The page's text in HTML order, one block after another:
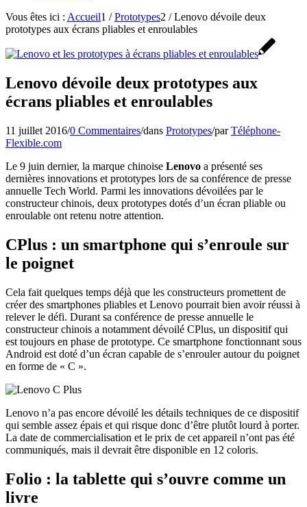
Vous êtes ici : Accueil1 / Prototypes2 / Lenovo dévoile deux
prototypes aux écrans pliables et enroulables
Lenovo dévoile deux prototypes aux
écrans pliables et enroulables
11 juillet 2016/0 Commentaires/dans Prototypes/parTéléphone-
Flexible.com
Le 9 juin dernier, la marque chinoise Lenovo a présenté ses
dernières innovations et prototypes lors de sa conférence de presse
annuelle Tech World. Parmi les innovations dévoilées par le
constructeur chinois, deux prototypes dotés d’un écran pliable ou
enroulable ont retenu notre attention.
CPlus : un smartphone qui s’enroule sur
le poignet
Cela fait quelques temps déjà que les constructeurs promettent de
créer des smartphones pliables et Lenovo pourrait bien avoir réussi à
relever le défi. Durant sa conférence de presse annuelle le
constructeur chinois a notamment dévoilé CPlus, un dispositif qui
est toujours en phase de prototype. Ce smartphone fonctionnant sous
Android est doté d’un écran capable de s’enrouler autour du poignet
en forme de « C ».
Lenovo n’a pas encore dévoilé les détails techniques de ce dispositif
qui semble assez épais et qui risque donc d’être plutôt lourd à porter.
La date de commercialisation et le prix de cet appareil n’ont pas été
communiqués, mais il devrait être disponible en 12 coloris.
Folio : la tablette qui s’ouvre comme un
livre